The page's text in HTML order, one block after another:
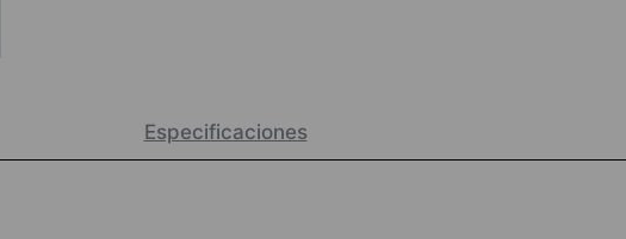
Especificaciones